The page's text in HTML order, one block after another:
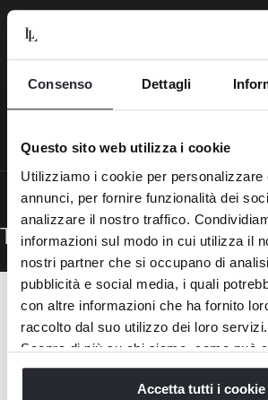
Consenso Dettagli
Questo sito web utilizza i cookie
Utilizziamo i cookie per personalizzare
annunci, per fornire funzionalità dei
analizzare il nostro traffico.
informazioni sul modo in cui utilizza il
nostri partner che si occupano di
pubblicità e social media, i quali
con altre informazioni che ha fornito
raccolto dal suo utilizzo dei loro servizi.
Scopra di più su chi siamo, come può
trattiamo i dati personali nella nostra
Cookie Policy.
Accetta tutti i cookie
Dimensions
VLO (D3): 192x128x79H. -
VLO (D4): 277x128x79H. -
The Volo family